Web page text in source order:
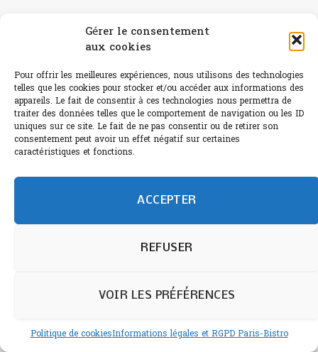
Gérer le consentement
aux cookies
Pour offrir les meilleures expériences, nous utilisons des technologies
telles que les cookies pour stocker et/ou accéder aux informations des
appareils. Le fait de consentir à ces technologies nous permettra de
traiter des données telles que le comportement de navigation ou les ID
uniques sur ce site. Le fait de ne pas consentir ou de retirer son
consentement peut avoir un effet négatif sur certaines
caractéristiques et fonctions.
ACCEPTER
REFUSER
VOIR LES PRÉFÉRENCES
Politique de cookiesInformations légales et RGPD Paris-Bistro
Recevoir la lettre de Paris-Bistro
Confirmez votre inscription en cliquant sur le lien de
ce message de confirmation se retrouve dans le
dossiers indésirables de votre messagerie.